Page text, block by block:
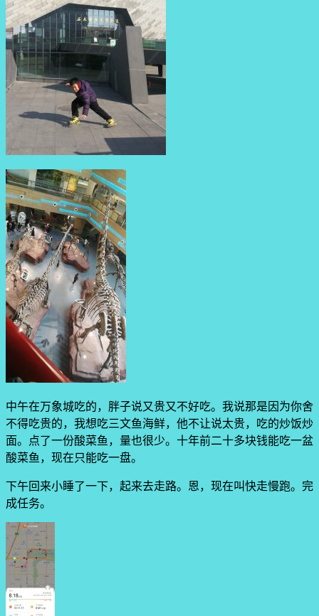
中午在万象城吃的，胖子说又贵又不好吃。我说那是因为你舍
不得吃贵的，我想吃三文鱼海鲜，他不让说太贵，吃的炒饭炒
面。点了一份酸菜鱼，量也很少。十年前二十多块钱能吃一盆
酸菜鱼，现在只能吃一盘。
下午回来小睡了一下，起来去走路。恩，现在叫快走慢跑。完
成任务。